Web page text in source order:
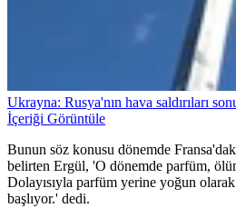
Ukrayna: Rusya'nın hava saldırıları
İçeriği Görüntüle
Bunun söz konusu dönemde
belirten Ergül, 'O dönemde parfüm,
Dolayısıyla parfüm yerine yoğun
başlıyor.' dedi.